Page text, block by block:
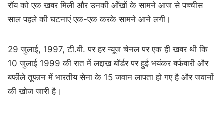
रॉय को एक खबर मिली और उनकी आँखों के सामने आज से पच्चीस
साल पहले की घटनाएं एक-एक करके सामने आने लगी।
29 जुलाई, 1997, टी.वी. पर हर न्यूज चेनल पर एक ही खबर थी कि
10 जुलाई 1999 की रात में लद्दाख़ बॉर्डर पर हुई भयंकर बर्फबारी और
बर्फीले तूफान में भारतीय सेना के 15 जवान लापता हो गए है और जवानों
की खोज जारी है।